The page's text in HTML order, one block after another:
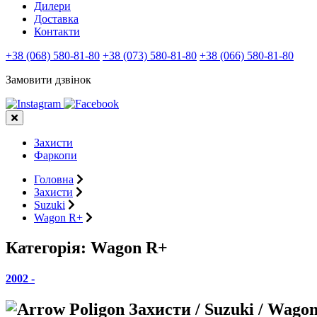
Дилери
Доставка
Контакти
+38 (068) 580-81-80 +38 (073) 580-81-80 +38 (066) 580-81-80
Замовити дзвінок
Захисти
Фаркопи
Головна
Захисти
Suzuki
Wagon R+
Категорія: Wagon R+
2002 -
Захисти / Suzuki /